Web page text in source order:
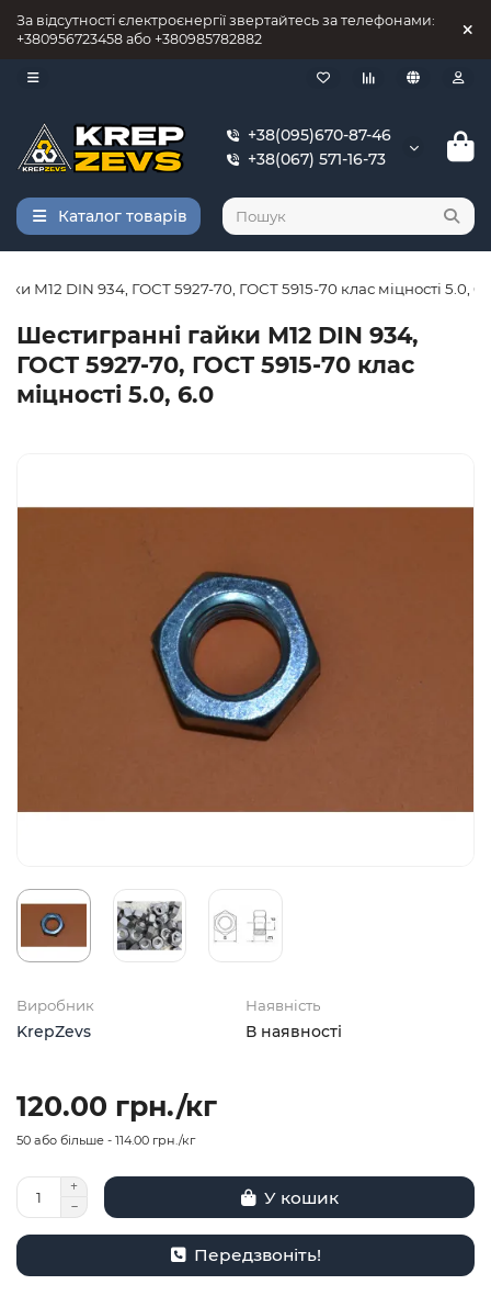
За відсутності єлектроєнергії звертайтесь за телефонами:
+380956723458 або +380985782882
+38(095)670-87-46
+38(067) 571-16-73
Каталог товарів
М12 DIN 934, ГОСТ 5927-70, ГОСТ 5915-70 клас міцності 5.0,
Шестигранні гайки М12 DIN 934,
ГОСТ 5927-70, ГОСТ 5915-70 клас
міцності 5.0, 6.0
Виробник
KrepZevs
Наявність
В наявності
120.00 грн./кг
50 або більше - 114.00 грн./кг
У кошик
Передзвоніть!